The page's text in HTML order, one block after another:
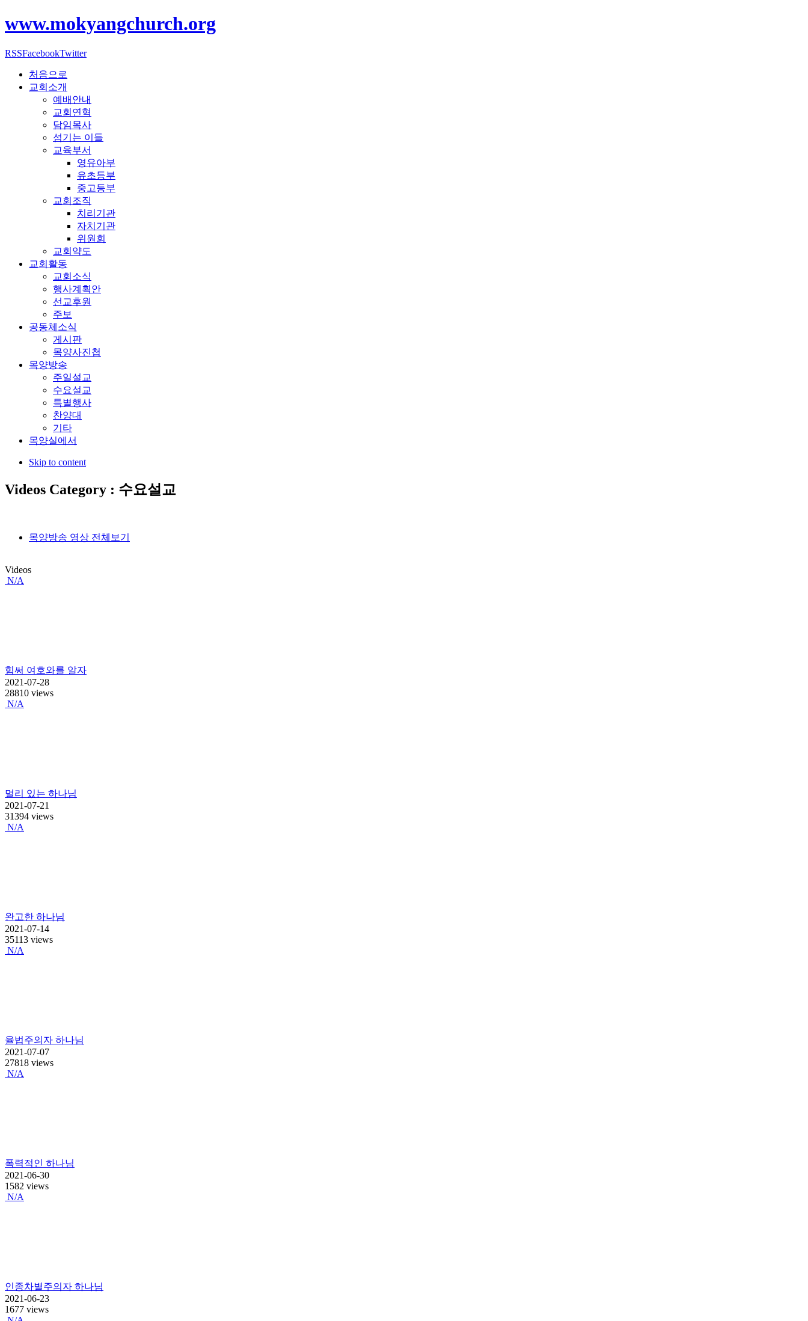
www.mokyangchurch.org
RSSFacebookTwitter
처음으로
교회소개
예배안내
교회연혁
담임목사
섬기는 이들
교육부서
영유아부
유초등부
중고등부
교회조직
치리기관
자치기관
위원회
교회약도
교회활동
교회소식
행사계획안
선교후원
주보
공동체소식
게시판
목양사진첩
목양방송
주일설교
수요설교
특별행사
찬양대
기타
목양실에서
Skip to content
Videos Category : 수요설교
목양방송 영상 전체보기
Videos
N/A
힘써 여호와를 알자
2021-07-28
28810 views
N/A
멀리 있는 하나님
2021-07-21
31394 views
N/A
완고한 하나님
2021-07-14
35113 views
N/A
율법주의자 하나님
2021-07-07
27818 views
N/A
폭력적인 하나님
2021-06-30
1582 views
N/A
인종차별주의자 하나님
2021-06-23
1677 views